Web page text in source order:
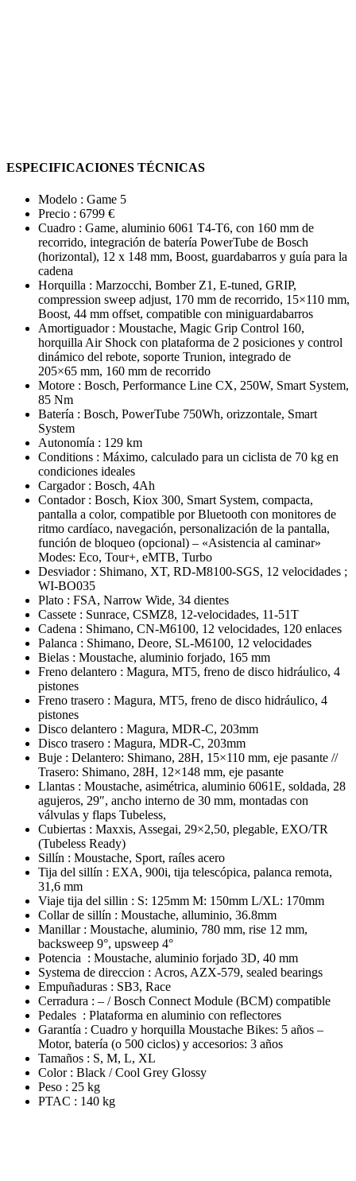
ESPECIFICACIONES TÉCNICAS
Modelo : Game 5
Precio : 6799 €
Cuadro : Game, aluminio 6061 T4-T6, con 160 mm de
recorrido, integración de batería PowerTube de Bosch
(horizontal), 12 x 148 mm, Boost, guardabarros y guía para la
cadena
Horquilla : Marzocchi, Bomber Z1, E-tuned, GRIP,
compression sweep adjust, 170 mm de recorrido, 15×110 mm,
Boost, 44 mm offset, compatible con miniguardabarros
Amortiguador : Moustache, Magic Grip Control 160,
horquilla Air Shock con plataforma de 2 posiciones y control
dinámico del rebote, soporte Trunion, integrado de
205×65 mm, 160 mm de recorrido
Motore : Bosch, Performance Line CX, 250W, Smart System,
85 Nm
Batería : Bosch, PowerTube 750Wh, orizzontale, Smart
System
Autonomía : 129 km
Conditions : Máximo, calculado para un ciclista de 70 kg en
condiciones ideales
Cargador : Bosch, 4Ah
Contador : Bosch, Kiox 300, Smart System, compacta,
pantalla a color, compatible por Bluetooth con monitores de
ritmo cardíaco, navegación, personalización de la pantalla,
función de bloqueo (opcional) – «Asistencia al caminar»
Modes: Eco, Tour+, eMTB, Turbo
Desviador : Shimano, XT, RD-M8100-SGS, 12 velocidades ;
WI-BO035
Plato : FSA, Narrow Wide, 34 dientes
Cassete : Sunrace, CSMZ8, 12-velocidades, 11-51T
Cadena : Shimano, CN-M6100, 12 velocidades, 120 enlaces
Palanca : Shimano, Deore, SL-M6100, 12 velocidades
Bielas : Moustache, aluminio forjado, 165 mm
Freno delantero : Magura, MT5, freno de disco hidráulico, 4
pistones
Freno trasero : Magura, MT5, freno de disco hidráulico, 4
pistones
Disco delantero : Magura, MDR-C, 203mm
Disco trasero : Magura, MDR-C, 203mm
Buje : Delantero: Shimano, 28H, 15×110 mm, eje pasante //
Trasero: Shimano, 28H, 12×148 mm, eje pasante
Llantas : Moustache, asimétrica, aluminio 6061E, soldada, 28
agujeros, 29″, ancho interno de 30 mm, montadas con
válvulas y flaps Tubeless,
Cubiertas : Maxxis, Assegai, 29×2,50, plegable, EXO/TR
(Tubeless Ready)
Sillín : Moustache, Sport, raíles acero
Tija del sillín : EXA, 900i, tija telescópica, palanca remota,
31,6 mm
Viaje tija del sillin : S: 125mm M: 150mm L/XL: 170mm
Collar de sillín : Moustache, alluminio, 36.8mm
Manillar : Moustache, aluminio, 780 mm, rise 12 mm,
backsweep 9°, upsweep 4°
Potencia : Moustache, aluminio forjado 3D, 40 mm
Systema de direccion : Acros, AZX-579, sealed bearings
Empuñaduras : SB3, Race
Cerradura : – / Bosch Connect Module (BCM) compatible
Pedales : Plataforma en aluminio con reflectores
Garantía : Cuadro y horquilla Moustache Bikes: 5 años –
Motor, batería (o 500 ciclos) y accesorios: 3 años
Tamaños : S, M, L, XL
Color : Black / Cool Grey Glossy
Peso : 25 kg
PTAC : 140 kg